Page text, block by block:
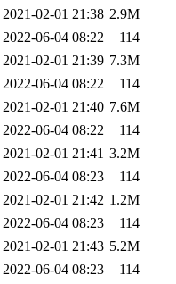
2021-02-01 21:38 2.9M
2022-06-04 08:22
114
2021-02-01 21:39 7.3M
2022-06-04 08:22
114
2021-02-01 21:40 7.6M
2022-06-04 08:22
114
2021-02-01 21:41 3.2M
2022-06-04 08:23
114
2021-02-01 21:42 1.2M
2022-06-04 08:23
114
2021-02-01 21:43 5.2M
2022-06-04 08:23
114